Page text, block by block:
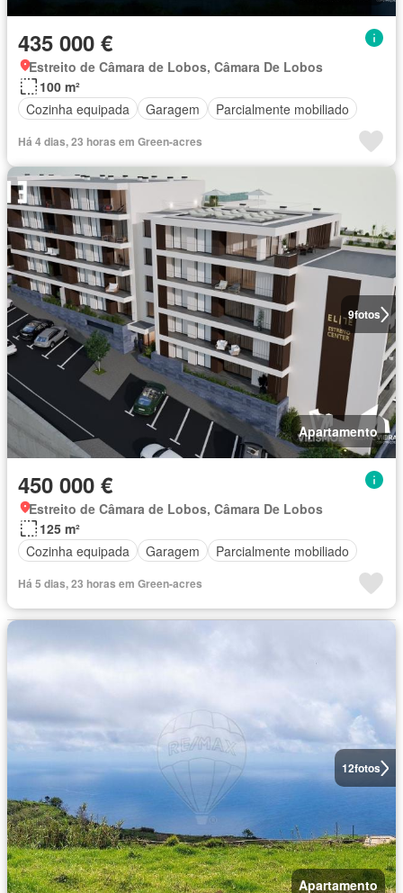
435 000 €
Estreito de Câmara de Lobos, Câmara De Lobos
100 m²
Cozinha equipada
Garagem Parcialmente mobiliado
Há 4 dias, 23 horas em Green-acres
9fotos
Apartamento
450 000 €
Estreito de Câmara de Lobos, Câmara De Lobos
125 m²
Cozinha equipada
Garagem Parcialmente mobiliado
Há 5 dias, 23 horas em Green-acres
12fotos
Apartamento